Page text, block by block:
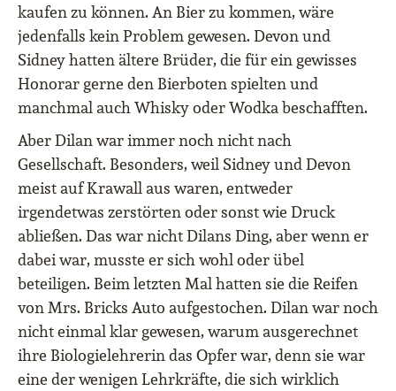
kaufen zu können. An Bier zu kommen, wäre
jedenfalls kein Problem gewesen. Devon und
Sidney hatten ältere Brüder, die für ein gewisses
Honorar gerne den Bierboten spielten und
manchmal auch Whisky oder Wodka beschafften.
Aber Dilan war immer noch nicht nach
Gesellschaft. Besonders, weil Sidney und Devon
meist auf Krawall aus waren, entweder
irgendetwas zerstörten oder sonst wie Druck
abließen. Das war nicht Dilans Ding, aber wenn er
dabei war, musste er sich wohl oder übel
beteiligen. Beim letzten Mal hatten sie die Reifen
von Mrs. Bricks Auto aufgestochen. Dilan war noch
nicht einmal klar gewesen, warum ausgerechnet
ihre Biologielehrerin das Opfer war, denn sie war
eine der wenigen Lehrkräfte, die sich wirklich